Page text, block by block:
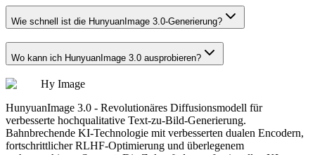
Wie schnell ist die HunyuanImage 3.0-Generierung?
Wo kann ich HunyuanImage 3.0 ausprobieren?
Hy Image
HunyuanImage 3.0 - Revolutionäres Diffusionsmodell für
verbesserte hochqualitative Text-zu-Bild-Generierung.
Bahnbrechende KI-Technologie mit verbesserten dualen Encodern,
fortschrittlicher RLHF-Optimierung und überlegenem